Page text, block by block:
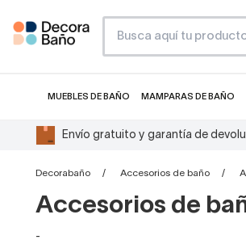
MUEBLES DE BAÑO MAMPARAS DE BAÑO
Envío gratuito y garantía de
Decorabaño Accesorios de baño
Accesorios de
-